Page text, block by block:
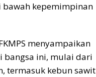
kepemimpinan
menyampaikan
bangsa ini, mulai dari
termasuk kebun sawit